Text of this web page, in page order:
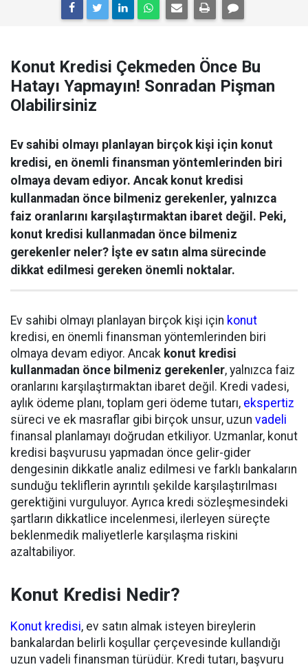
Konut Kredisi Çekmeden Önce Bu
Hatayı Yapmayın! Sonradan Pişman
Olabilirsiniz
Ev sahibi olmayı planlayan birçok kişi için konut
kredisi, en önemli finansman yöntemlerinden biri
olmaya devam ediyor. Ancak konut kredisi
kullanmadan önce bilmeniz gerekenler, yalnızca
faiz oranlarını karşılaştırmaktan ibaret değil. Peki,
konut kredisi kullanmadan önce bilmeniz
gerekenler neler? İşte ev satın alma sürecinde
dikkat edilmesi gereken önemli noktalar.
Ev sahibi olmayı planlayan birçok kişi için konut
kredisi, en önemli finansman yöntemlerinden biri
olmaya devam ediyor. Ancak konut kredisi
kullanmadan önce bilmeniz gerekenler, yalnızca faiz
oranlarını karşılaştırmaktan ibaret değil. Kredi vadesi,
aylık ödeme planı, toplam geri ödeme tutarı, ekspertiz
süreci ve ek masraflar gibi birçok unsur, uzun vadeli
finansal planlamayı doğrudan etkiliyor. Uzmanlar, konut
kredisi başvurusu yapmadan önce gelir-gider
dengesinin dikkatle analiz edilmesi ve farklı bankaların
sunduğu tekliflerin ayrıntılı şekilde karşılaştırılması
gerektiğini vurguluyor. Ayrıca kredi sözleşmesindeki
şartların dikkatlice incelenmesi, ilerleyen süreçte
beklenmedik maliyetlerle karşılaşma riskini
azaltabiliyor.
Konut Kredisi Nedir?
Konut kredisi, ev satın almak isteyen bireylerin
bankalardan belirli koşullar çerçevesinde kullandığı
uzun vadeli finansman türüdür. Kredi tutarı, başvuru